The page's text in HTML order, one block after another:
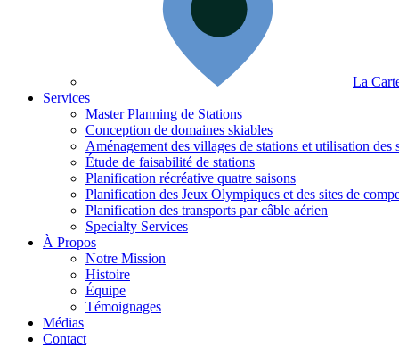
La
Services
Master Planning de Stations
Conception de domaines skiables
Aménagement des villages de stations et utilisation des
Étude de faisabilité de stations
Planification récréative quatre saisons
Planification des Jeux Olympiques et des sites de
Planification des transports par câble aérien
Specialty Services
À Propos
Notre Mission
Histoire
Équipe
Témoignages
Médias
Contact